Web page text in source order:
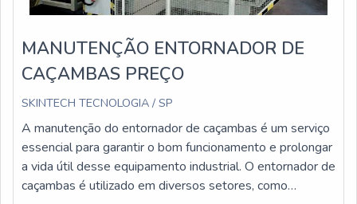
MANUTENÇÃO ENTORNADOR DE
CAÇAMBAS PREÇO
SKINTECH TECNOLOGIA / SP
A manutenção do entornador de caçambas é um serviço
essencial para garantir o bom funcionamento e prolongar
a vida útil desse equipamento industrial. O entornador de
caçambas é utilizado em diversos setores, como